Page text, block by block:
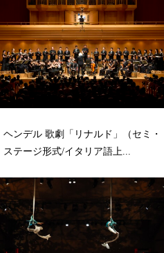
ヘンデル 歌劇「リナルド」（セミ・
ステージ形式/イタリア語上...